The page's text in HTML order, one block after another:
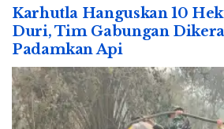
Karhutla Hanguskan 10
Duri, Tim Gabungan
Padamkan Api